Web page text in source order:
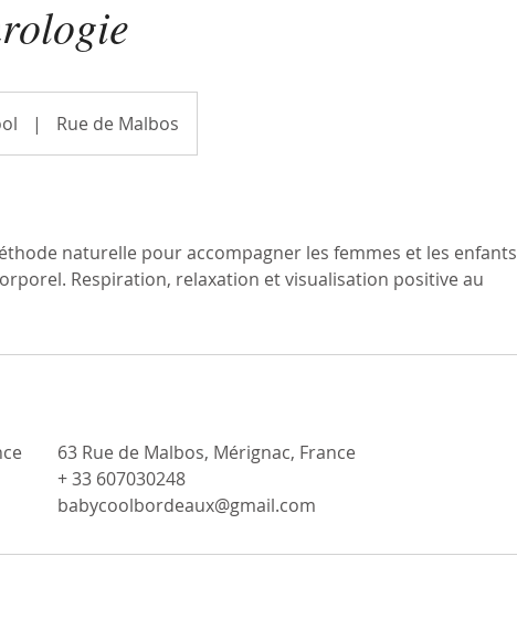
| Rue de Malbos
naturelle pour accompagner les femmes et les enfants
Respiration, relaxation et visualisation positive au
63 Rue de Malbos, Mérignac, France
+ 33 607030248
babycoolbordeaux@gmail.com